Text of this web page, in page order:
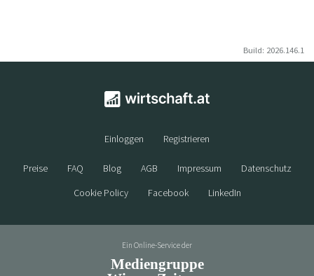
Build: 2026.146.1
Einloggen Registrieren
Preise FAQ Blog AGB Impressum
Datenschutz
Cookie Policy
Facebook LinkedIn
Ein Online-Service der
Mediengruppe